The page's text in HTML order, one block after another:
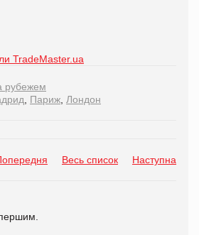
TradeMaster.ua
рубежем
Париж Лондон
Весь список Наступна